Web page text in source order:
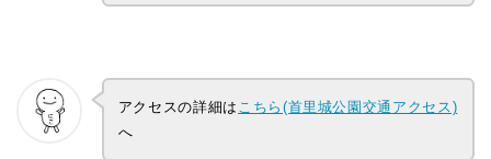
アクセスの詳細は こちら(首里城公園交通アクセス)
へ